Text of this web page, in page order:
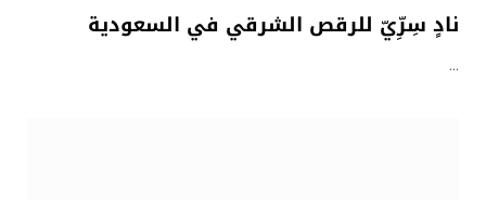
نادٍ سِرِّيّ للرقص الشرقي في السعودية
…